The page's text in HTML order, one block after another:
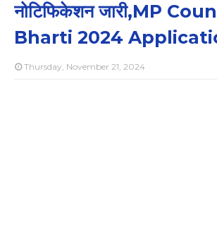
नोटिफिकेशन जारी,MP
Bharti 2024
Thursday, November 21, 2024